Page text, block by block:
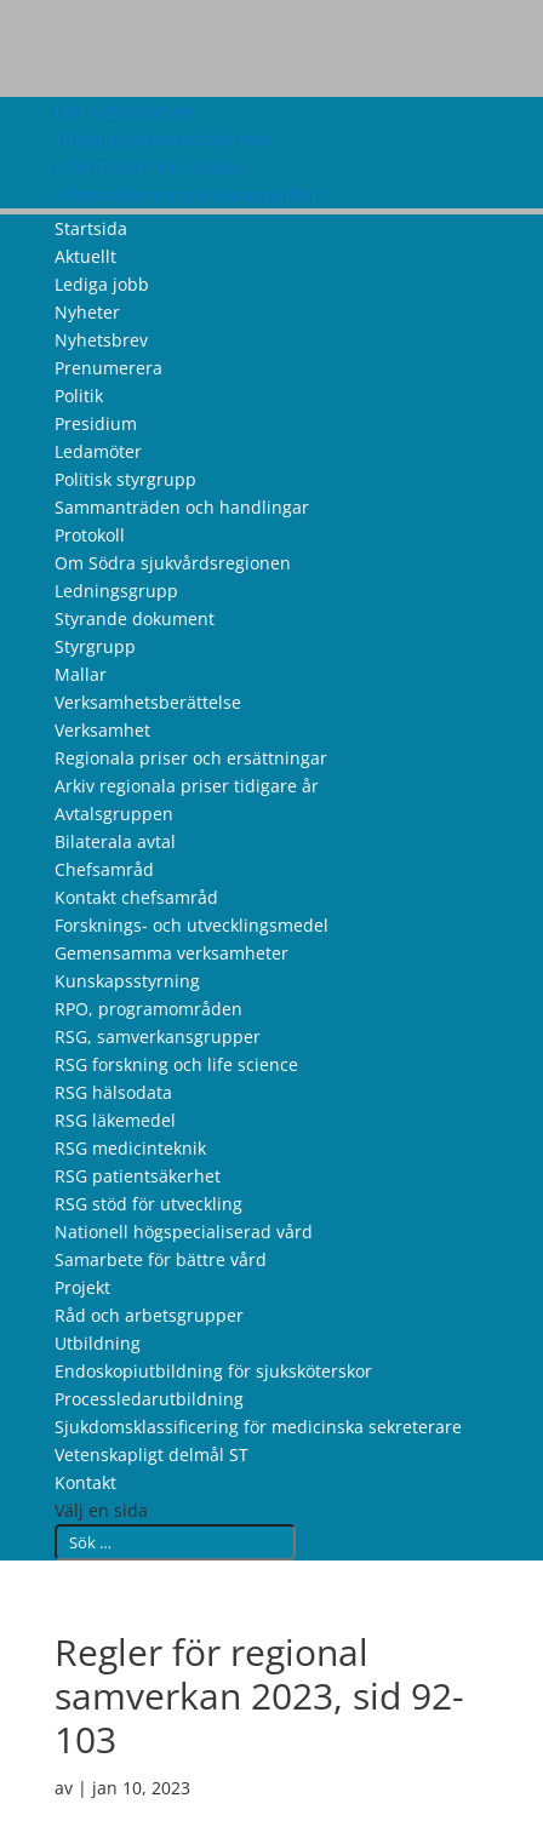
Om webbplatsen
Tillgänglighetsredogörelse
Information om cookies
Information om personuppgifter
Startsida
Aktuellt
Lediga jobb
Nyheter
Nyhetsbrev
Prenumerera
Politik
Presidium
Ledamöter
Politisk styrgrupp
Sammanträden och handlingar
Protokoll
Om Södra sjukvårdsregionen
Ledningsgrupp
Styrande dokument
Styrgrupp
Mallar
Verksamhetsberättelse
Verksamhet
Regionala priser och ersättningar
Arkiv regionala priser tidigare år
Avtalsgruppen
Bilaterala avtal
Chefsamråd
Kontakt chefsamråd
Forsknings- och utvecklingsmedel
Gemensamma verksamheter
Kunskapsstyrning
RPO, programområden
RSG, samverkansgrupper
RSG forskning och life science
RSG hälsodata
RSG läkemedel
RSG medicinteknik
RSG patientsäkerhet
RSG stöd för utveckling
Nationell högspecialiserad vård
Samarbete för bättre vård
Projekt
Råd och arbetsgrupper
Utbildning
Endoskopiutbildning för sjuksköterskor
Processledarutbildning
Sjukdomsklassificering för medicinska sekreterare
Vetenskapligt delmål ST
Kontakt
Välj en sida
Regler för regional
samverkan 2023, sid 92-
103
av | jan 10, 2023